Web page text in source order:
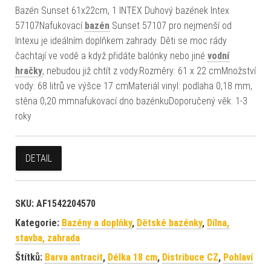
Bazén Sunset 61x22cm, 1 INTEX Duhový bazének Intex
57107Nafukovací bazén Sunset 57107 pro nejmenší od
Intexu je ideálním doplňkem zahrady. Děti se moc rády
čachtají ve vodě a když přidáte balónky nebo jiné vodní
hračky, nebudou již chtít z vody.Rozměry: 61 x 22 cmMnožství
vody: 68 litrů ve výšce 17 cmMateriál vinyl: podlaha 0,18 mm,
stěna 0,20 mmnafukovací dno bazénkuDoporučený věk: 1-3
roky
DETAIL
SKU: AF1542204570
Kategorie: Bazény a doplňky, Dětské bazénky, Dílna,
stavba, zahrada
Štítků: Barva antracit, Délka 18 cm, Distribuce CZ, Pohlaví